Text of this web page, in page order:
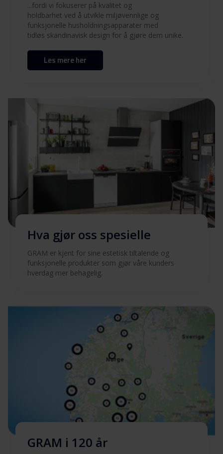
Produktbilde EKP 12654-92 X
Produktbilde EKP 12654-
Last ned
...fordi vi fokuserer på kvalitet og
holdbarhet ved å utvikle miljøvennlige og
funksjonelle husholdningsapparater med
tidløs skandinavisk design for å gjøre dem unike.
Les mere her
Hva gjør oss spesielle
GRAM er kjent for sine estetisk tiltalende og
funksjonelle produkter som gjør våre kunders
hverdag mer behagelig.
GRAM i 120 år